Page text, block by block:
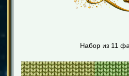
Набор из 11